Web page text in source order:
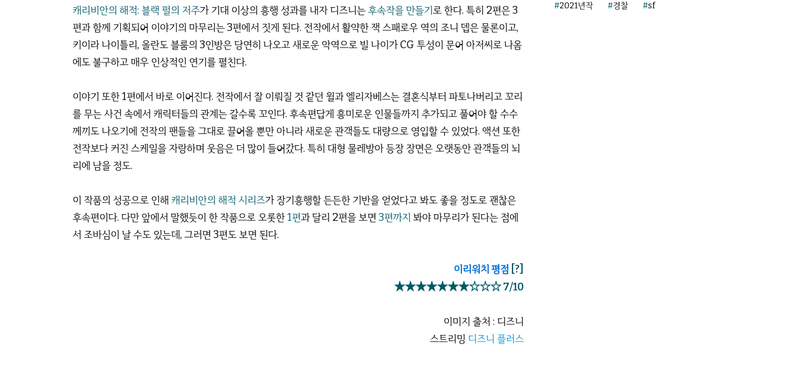
2021년작
경찰 sf
캐리비안의 해적: 블랙 펄의 저주가 기대 이상의 흥행 성과를 내자 디즈니는후속작을 만들기로 한다. 특히 2편은 3
편과 함께 기획되어 이야기의 마무리는 3편에서 짓게 된다. 전작에서 활약한 잭 스패로우 역의 조니 뎁은 물론이고,
키이라 나이틀리, 올란도 블룸의 3인방은 당연히 나오고 새로운 악역으로 빌 나이가 CG 투성이 문어 아저씨로 나옴
에도 불구하고 매우 인상적인 연기를 펼친다.
이야기 또한 1편에서 바로 이어진다. 전작에서 잘 이뤄질 것 같던 윌과 엘리자베스는 결혼식부터 파토나버리고 꼬리
를 무는 사건 속에서 캐릭터들의 관계는 갈수록 꼬인다. 후속편답게 흥미로운 인물들까지 추가되고 풀어야 할 수수
께끼도 나오기에 전작의 팬들을 그대로 끌어올 뿐만 아니라 새로운 관객들도 대량으로 영입할 수 있었다. 액션 또한
전작보다 커진 스케일을 자랑하며 웃음은 더 많이 들어갔다. 특히 대형 물레방아 등장 장면은 오랫동안 관객들의 뇌
리에 남을 정도.
이 작품의 성공으로 인해 캐리비안의 해적 시리즈가 장기흥행할 든든한 기반을 얻었다고 봐도 좋을 정도로 괜찮은
후속편이다. 다만 앞에서 말했듯이 한 작품으로 오롯한1편과 달리 2편을 보면 3편까지 봐야 마무리가 된다는 점에
서 조바심이 날 수도 있는데, 그러면 3편도 보면 된다.
이리워치 평점 [?]
★★★★★★★☆☆☆ 7/10
이미지 출처 : 디즈니
스트리밍 디즈니 플러스